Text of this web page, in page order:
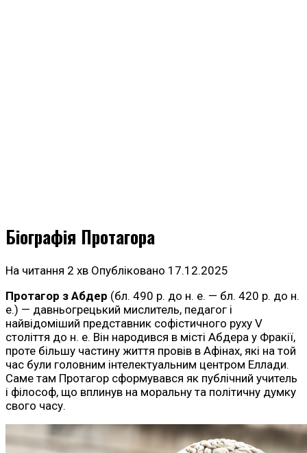
Біографія Протагора
На читання 2 хв Опубліковано 17.12.2025
Протагор з Абдер (бл. 490 р. до н. е. — бл. 420 р. до н.
е.) — давньогрецький мислитель, педагог і
найвідоміший представник софістичного руху V
століття до н. е. Він народився в місті Абдера у Фракії,
проте більшу частину життя провів в Афінах, які на той
час були головним інтелектуальним центром Еллади.
Саме там Протагор сформувався як публічний учитель
і філософ, що вплинув на моральну та політичну думку
свого часу.